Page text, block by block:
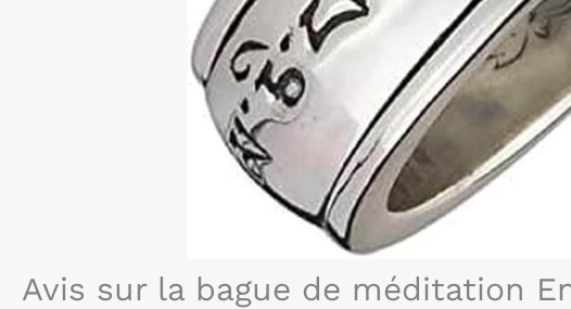
Avis sur la bague de méditation